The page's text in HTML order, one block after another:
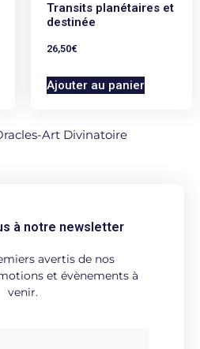
Transits planétaires et
destinée
26,50€
Ajouter au panier
Art Divinatoire
à notre newsletter
avertis de nos
et évènements à
venir.